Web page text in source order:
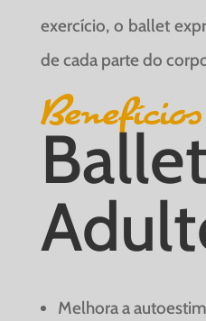
exercício, o ballet
de cada parte do
Ballet
Melhora a